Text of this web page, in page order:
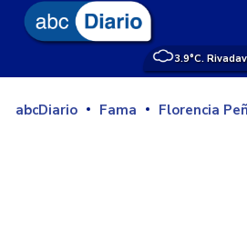
3.9°C.
abcDiario Fama Florencia